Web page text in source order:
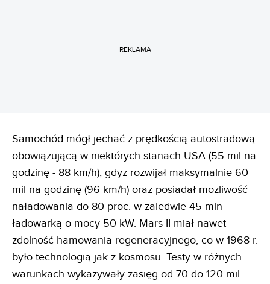
REKLAMA
Samochód mógł jechać z prędkością autostradową
obowiązującą w niektórych stanach USA (55 mil na
godzinę - 88 km/h), gdyż rozwijał maksymalnie 60
mil na godzinę (96 km/h) oraz posiadał możliwość
naładowania do 80 proc. w zaledwie 45 min
ładowarką o mocy 50 kW. Mars II miał nawet
zdolność hamowania regeneracyjnego, co w 1968 r.
było technologią jak z kosmosu. Testy w różnych
warunkach wykazywały zasięg od 70 do 120 mil